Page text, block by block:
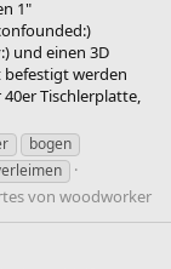
1"
und einen 3D
befestigt werden
Tischlerplatte,
bogen
von woodworker